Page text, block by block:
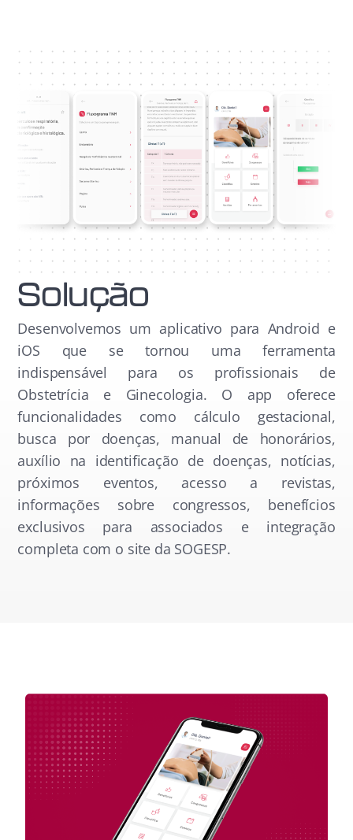
Solução
Desenvolvemos um aplicativo para Android e
iOS que se tornou uma ferramenta
indispensável para os profissionais de
Obstetrícia e Ginecologia. O app oferece
funcionalidades como cálculo gestacional,
busca por doenças, manual de honorários,
auxílio na identificação de doenças, notícias,
próximos eventos, acesso a revistas,
informações sobre congressos, benefícios
exclusivos para associados e integração
completa com o site da SOGESP.